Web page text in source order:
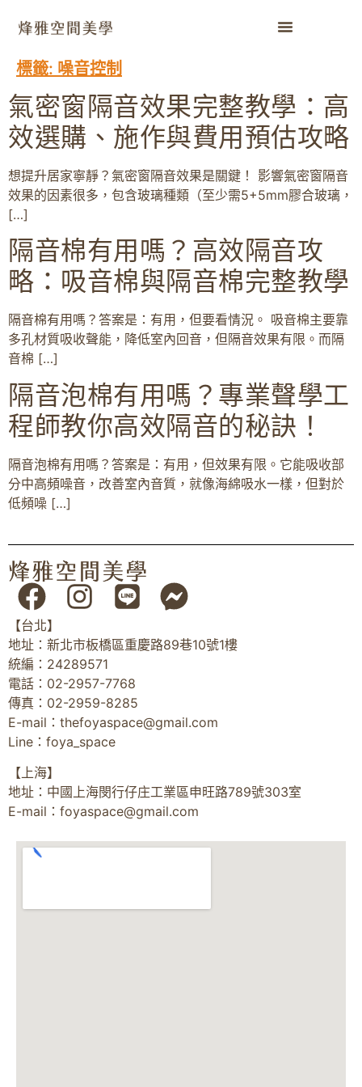
標籤: 噪音控制
氣密窗隔音效果完整教學：高
效選購、施作與費用預估攻略
想提升居家寧靜？氣密窗隔音效果是關鍵！ 影響氣密窗隔音
效果的因素很多，包含玻璃種類（至少需5+5mm膠合玻璃，
[…]
隔音棉有用嗎？高效隔音攻
略：吸音棉與隔音棉完整教學
隔音棉有用嗎？答案是：有用，但要看情況。 吸音棉主要靠
多孔材質吸收聲能，降低室內回音，但隔音效果有限。而隔
音棉 […]
隔音泡棉有用嗎？專業聲學工
程師教你高效隔音的秘訣！
隔音泡棉有用嗎？答案是：有用，但效果有限。它能吸收部
分中高頻噪音，改善室內音質，就像海綿吸水一樣，但對於
低頻噪 […]
【台北】
地址：新北市板橋區重慶路89巷10號1樓
統編：24289571
電話：02-2957-7768
傳真：02-2959-8285
E-mail： thefoyaspace@gmail.com
Line：foya_space
【上海】
地址：中國上海閔行仔庄工業區申旺路789號303室
E-mail： foyaspace@gmail.com